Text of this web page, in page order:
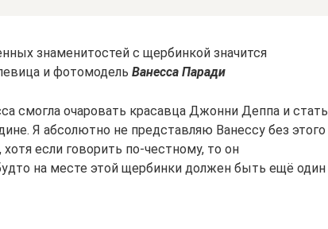
знаменитостей с щербинкой значится
и фотомодель Ванесса Паради
смогла очаровать красавца Джонни Деппа и стать
Я абсолютно не представляю Ванессу без этого
если говорить по-честному, то он
на месте этой щербинки должен быть ещё один